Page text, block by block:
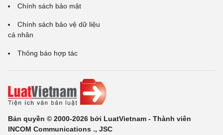
Chính sách bảo mật
Chính sách bảo vệ dữ liệu
cá nhân
Thông báo hợp tác
Bản quyền © 2000-2026 bởi LuatVietnam - Thành viên
INCOM Communications ., JSC